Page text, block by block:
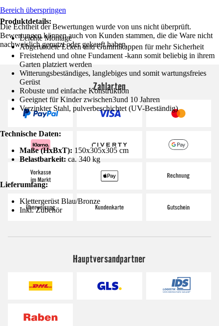
Produktdetails:
Leichte Montage
Abgerundete Ecken und Gummikappen für mehr Sicherheit
Freistehend und ohne Fundament -kann somit beliebig in ihrem
Garten platziert werden
Witterungsbeständiges, langlebiges und somit wartungsfreies
Gerüst
Robuste und einfache Konstruktion
Geeignet für Kinder zwischen3und 10 Jahren
Verzinkter Stahl, pulverbeschichtet (UV-Beständig)
Technische Daten:
Maße (HxBxT): 150x305x305 cm
Belastbarkeit: ca. 340 kg
Lieferumfang:
Klettergerüst Blau/Bronze
Inkl. Zubehör
Bereich überspringen
Die Echtheit der Bewertungen wurde von uns nicht überprüft.
Bewertungen können auch von Kunden stammen, die die Ware nicht
nachweislich genutzt oder gekauft haben.
Zahlarten
Hauptversandpartner